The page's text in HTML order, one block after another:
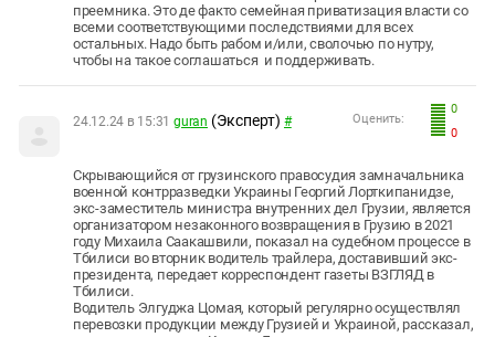
преемника. Это де факто семейная приватизация власти со
всеми соответствующими последствиями для всех
остальных. Надо быть рабом и/или, сволочью по нутру,
чтобы на такое соглашаться и поддерживать.
0
0
Оценить:
24.12.24 в 15:31 guran (Эксперт) #
Скрывающийся от грузинского правосудия замначальника
военной контрразведки Украины Георгий Лорткипанидзе,
экс-заместитель министра внутренних дел Грузии, является
организатором незаконного возвращения в Грузию в 2021
году Михаила Саакашвили, показал на судебном процессе в
Тбилиси во вторник водитель трайлера, доставивший экс-
президента, передает корреспондент газеты ВЗГЛЯД в
Тбилиси.
Водитель Элгуджа Цомая, который регулярно осуществлял
перевозки продукции между Грузией и Украиной, рассказал,